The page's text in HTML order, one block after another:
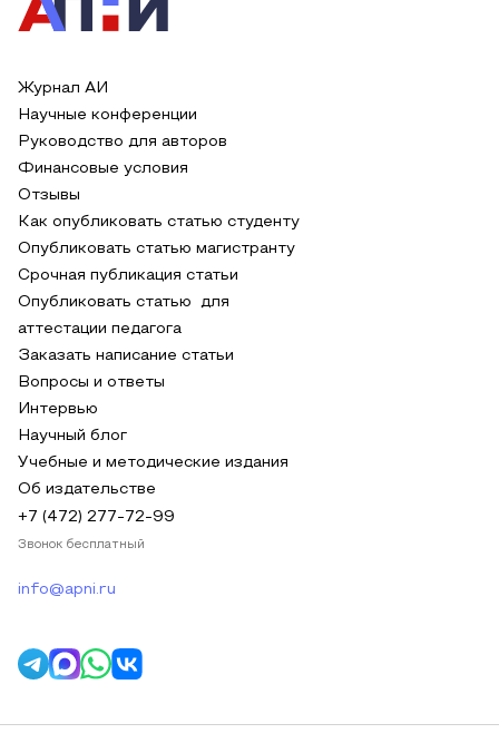
Журнал АИ
Научные конференции
Руководство для авторов
Финансовые условия
Отзывы
Как опубликовать статью студенту
Опубликовать статью магистранту
Срочная публикация статьи
Опубликовать статью для
аттестации педагога
Заказать написание статьи
Вопросы и ответы
Интервью
Научный блог
Учебные и методические издания
Об издательстве
+7 (472) 277-72-99
Звонок бесплатный
info@apni.ru